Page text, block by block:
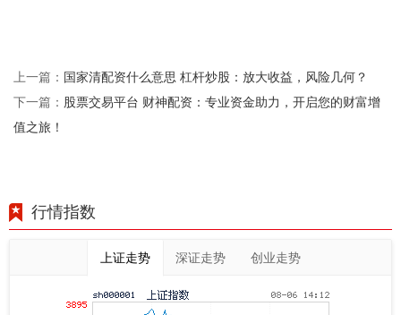
上一篇： 国家清配资什么意思 杠杆炒股：放大收益，风险几何？
下一篇： 股票交易平台 财神配资：专业资金助力，开启您的财富增
值之旅！
行情指数
上证走势 深证走势 创业走势